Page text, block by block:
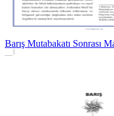
Barış Mutabakatı Sonrası